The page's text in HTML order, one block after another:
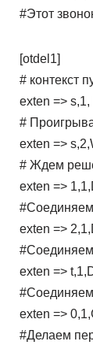
#Этот
[otdel1]
# контекст
exten =>
#
exten =>
# Ждем
exten =>
exten =>
exten =>
#Соединяем
exten =>
#Делаем